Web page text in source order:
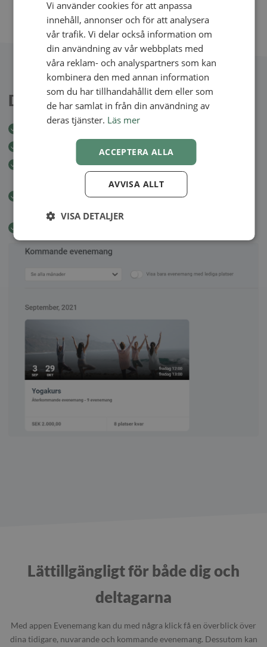
Du styr över evenemanget
Skicka faktura till alla deltagare på en och samma gång
Integrerat anmälningsformulär på din hemsida
Skicka nyhetsbrev till alla deltagare i samband med specifika
Möjlighet att kopiera evenemangsinställningar för framtida
Lättillgängligt för både dig och
deltagarna
Med appen Evenemang kan du med några klick få en överblick över
dina tidigare, nuvarande och kommande evenemang. Dessutom kan
SWEDISH
Vi använder cookies för att anpassa
innehåll, annonser och för att analysera
vår trafik. Vi delar också information om
din användning av vår webbplats med
våra reklam- och analyspartners som kan
kombinera den med annan information
som du har tillhandahållit dem eller som
de har samlat in från din användning av
deras tjänster. Läs mer
ACCEPTERA ALLA
AVVISA ALLT
VISA DETALJER